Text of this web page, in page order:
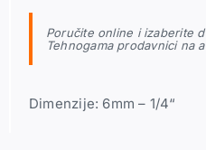
Poručite online i izaberite
Tehnogama prodavnici na
Dimenzije: 6mm – 1/4“